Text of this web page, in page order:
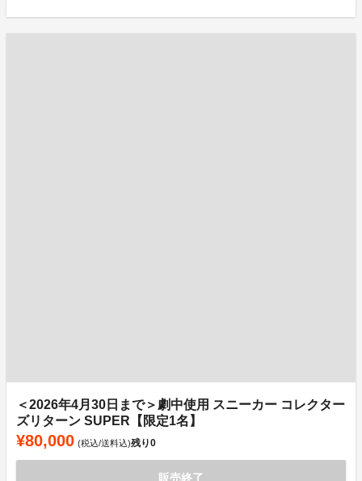
＜2026年4月30日まで＞劇中使用 スニーカー コレクター
ズリターン SUPER【限定1名】
¥80,000 (税込/送料込)残り0
販売終了